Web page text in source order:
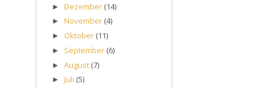
► Dezember (14)
► November (4)
► Oktober (11)
► September (6)
► August (7)
► Juli (5)